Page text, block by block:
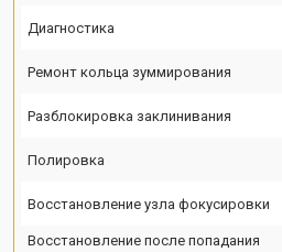
Диагностика
Ремонт кольца зуммирования
Разблокировка заклинивания
Полировка
Восстановление узла фокусировки
Восстановление после попадания